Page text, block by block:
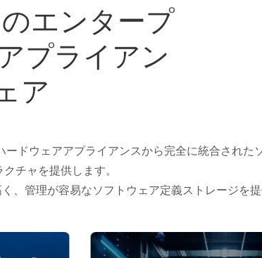
エンタープ
プライアン
ア
ドウェアアプライアンスから完全に統合された
チャを提供します。
、管理が容易なソフトウェア定義ストレージを提